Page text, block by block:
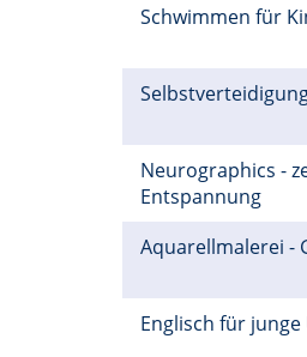
Schwimmen für
Neurographics -
Entspannung
Aquarellmalerei -
Englisch für